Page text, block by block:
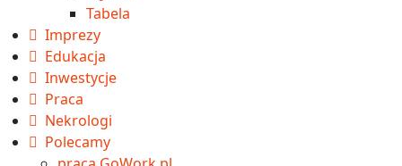
Tabela
Imprezy
Edukacja
Inwestycje
Praca
Nekrologi
Polecamy